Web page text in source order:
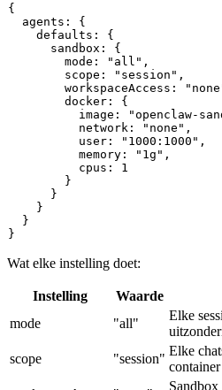
{
  agents: {
    defaults: {
      sandbox: {
        mode: "all",
        scope: "session",
workspaceAccess:
        docker: {
image: "openclaw-
          network: "none",
          user: "1000:1000",
          memory: "1g",
          cpus: 1
        }
      }
    }
  }
Wat elke instelling doet:
Instelling Waarde
mode
"all"
Elke
scope
"session"
Elke
container